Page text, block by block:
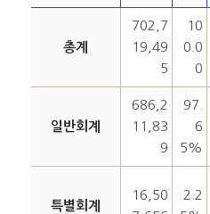
총계
702,7
19,49
5
10
0.0
0
일반회계
686,2
11,83
9
97.
6
5%
특별회계
16,50
2.2